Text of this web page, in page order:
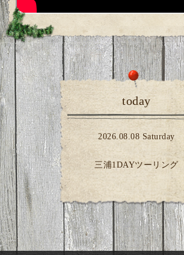
today
2026.08.08 Saturday
三浦1DAYツーリング